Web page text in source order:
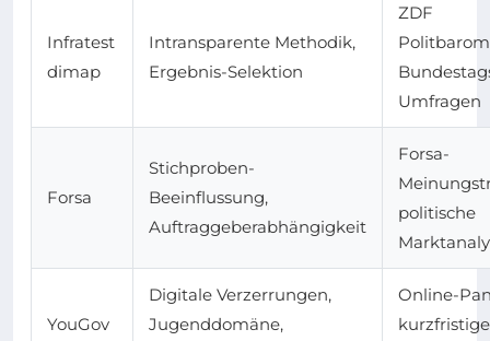
Infratest
dimap
Intransparente Methodik,
Ergebnis-Selektion
ZDF
Umfragen
Forsa
Stichproben-
Beeinflussung,
Auftraggeberabhängigkeit
Forsa-
politische
YouGov
Digitale Verzerrungen,
Jugenddomäne,
Online-
kurzfristige